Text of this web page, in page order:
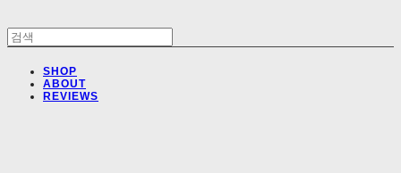
SHOP
ABOUT
REVIEWS